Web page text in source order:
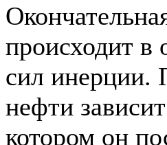
происходит в
сил инерции.
нефти
котором он